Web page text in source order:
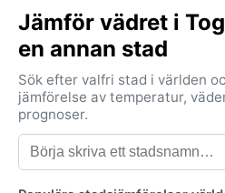
Jämför vädret i
en annan stad
Sök efter valfri stad i världen
jämförelse av temperatur,
prognoser.